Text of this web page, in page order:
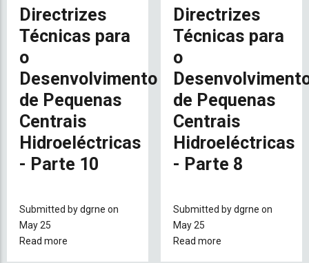
para
o
Desenvolvimento
Pequenas
Centrais
Hidroeléctricas
-
2
Gerador
hidráulica
Desenvolvimento
de
Pequenas
Hidroeléctricas
-
Parte
1
turbinas
hidráulicas
Directrizes
Técnicas para
o
Desenvolvimento
de Pequenas
Centrais
Hidroeléctricas
- Parte 10
Submitted bydgrne on
May 25
Read more
Directrizes
Técnicas para
o
de Pequenas
Centrais
Hidroeléctricas
- Parte 8
Submitted bydgrne on
May 25
Read more